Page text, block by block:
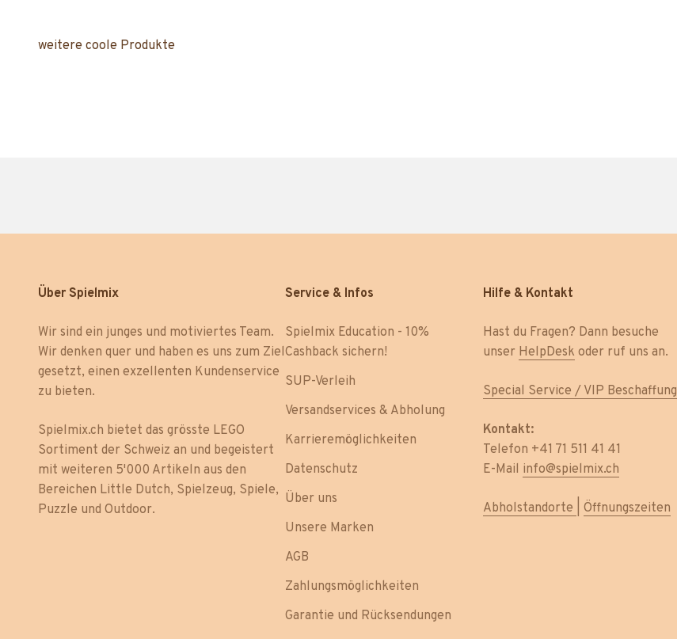
Über Spielmix
Wir sind ein junges und motiviertes Team.
Wir denken quer und haben es uns zum Ziel
gesetzt, einen exzellenten Kundenservice
zu bieten.
Spielmix.ch bietet das grösste LEGO
Sortiment der Schweiz an und begeistert
mit weiteren 5'000 Artikeln aus den
Bereichen Little Dutch, Spielzeug, Spiele,
Puzzle und Outdoor.
Service & Infos
Spielmix Education - 10%
Cashback sichern!
SUP-Verleih
Versandservices & Abholung
Karrieremöglichkeiten
Datenschutz
Über uns
Unsere Marken
AGB
Zahlungsmöglichkeiten
Garantie und Rücksendungen
Hilfe & Kontakt
Hast du Fragen? Dann besuche
unser HelpDesk oder ruf uns an.
Special Service / VIP Beschaffung
Kontakt:
Telefon +41 71 511 41 41
E-Mail info@spielmix.ch
Abholstandorte Öffnungszeiten